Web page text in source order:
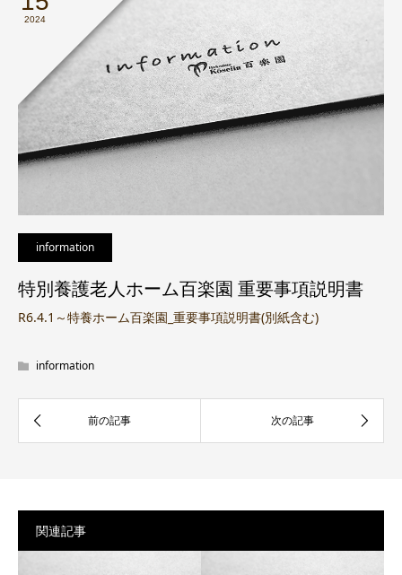
2024
information
特別養護老人ホーム百楽園 重要事項説明書
R6.4.1～特養ホーム百楽園_重要事項説明書(別紙含む)
information
関連記事